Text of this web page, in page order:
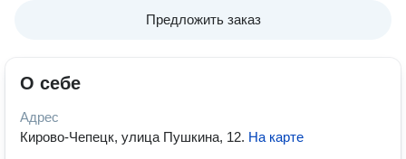
Предложить заказ
О себе
Адрес
Кирово-Чепецк, улица Пушкина, 12. На карте